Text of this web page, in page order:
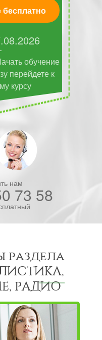
бесплатно
обучение
перейдете к
курсу
нам
73 58
раздела
РАДИО